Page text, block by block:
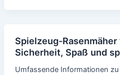
Spielzeug-
Sicherheit, Spaß und
Umfassende Informationen